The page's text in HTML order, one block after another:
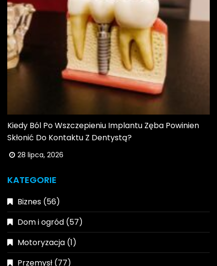
Kiedy Ból Po Wszczepieniu Implantu Zęba Powinien
Skłonić Do Kontaktu Z Dentystą?
28 lipca, 2026
KATEGORIE
Biznes (56)
Dom i ogród (57)
Motoryzacja (1)
Przemysł (77)